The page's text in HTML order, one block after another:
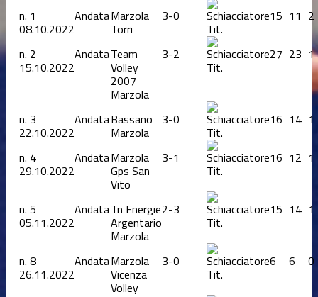
n. 1
08.10.2022
AndataMarzola
Torri
3-0
Tit.
15 11 2
n. 2
15.10.2022
AndataTeam
Volley
2007
Marzola
3-2
Tit.
27 23 1
n. 3
22.10.2022
AndataBassano
Marzola
3-0
Tit.
16 14 1
n. 4
29.10.2022
AndataMarzola
Gps San
Vito
3-1
Tit.
16 12 1
n. 5
05.11.2022
AndataTn Energie
Argentario
Marzola
2-3
Tit.
15 14 1
n. 8
26.11.2022
AndataMarzola
Vicenza
Volley
3-0
Tit.
6 6 0